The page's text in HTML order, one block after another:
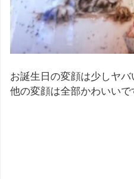
お誕生日の変顔は少しヤバ
他の変顔は全部かわいいで